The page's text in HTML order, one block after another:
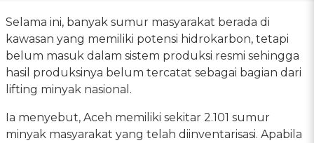
Selama ini, banyak sumur masyarakat berada di
kawasan yang memiliki potensi hidrokarbon, tetapi
belum masuk dalam sistem produksi resmi sehingga
hasil produksinya belum tercatat sebagai bagian dari
lifting minyak nasional.
Ia menyebut, Aceh memiliki sekitar 2.101 sumur
minyak masyarakat yang telah diinventarisasi. Apabila